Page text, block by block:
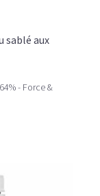
sablé aux
- Force &